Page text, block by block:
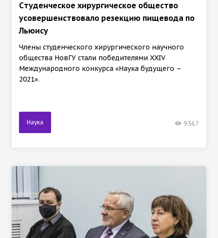
Cтуденческое хирургическое общество
усовершенствовало резекцию пищевода по
Льюису
Члены студенческого хирургического научного
общества НовГУ стали победителями XXIV
Международного конкурса «Наука будущего –
2021».
Наука 9367